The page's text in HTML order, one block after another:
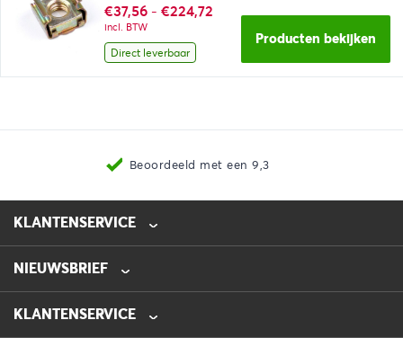
€37,56 - €224,72Prijsklasse:
incl. BTW
Direct leverbaar
Producten bekijken
Beoordeeld met een 9,3
KLANTENSERVICE
0475-218632
info@automotive-line.nl
NIEUWSBRIEF
KLANTENSERVICE